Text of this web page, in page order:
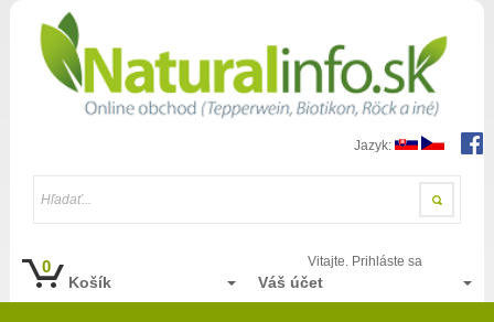
Jazyk:
Hľadať...
0
Košík
Vitajte. Prihláste sa
Váš účet